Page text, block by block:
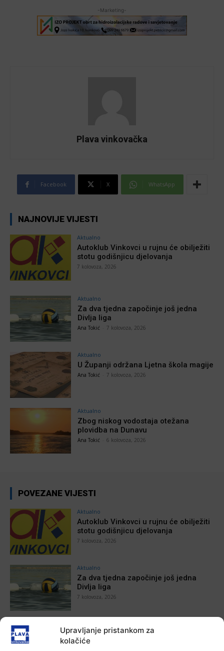
Upravljanje pristankom za
kolačiće
-Marketing-
Plava vinkovačka
Facebook X WhatsApp
NAJNOVIJE VIJESTI
Aktualno
Autoklub Vinkovci u rujnu će obilježiti
stotu godišnjicu djelovanja
7 kolovoza, 2026
Aktualno
Za dva tjedna započinje još jedna
Divlja liga
Ana Tokić 7 kolovoza, 2026
Aktualno
U Županji održana Ljetna škola magije
Ana Tokić 7 kolovoza, 2026
Aktualno
Zbog niskog vodostaja otežana
plovidba na Dunavu
Ana Tokić 6 kolovoza, 2026
POVEZANE VIJESTI
Aktualno
Autoklub Vinkovci u rujnu će obilježiti
stotu godišnjicu djelovanja
7 kolovoza, 2026
Aktualno
Za dva tjedna započinje još jedna
Divlja liga
7 kolovoza, 2026
U Županji održana Ljetna škola magije
7 kolovoza, 2026